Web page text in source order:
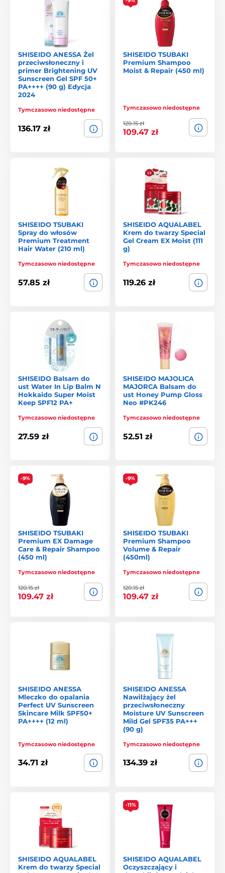
SHISEIDO ANESSA Żel
przeciwsłoneczny i
primer Brightening UV
Sunscreen Gel SPF 50+
PA++++ (90 g) Edycja
2024
Tymczasowo niedostępne
136.17 zł
SHISEIDO TSUBAKI
Premium Shampoo
Moist & Repair (450 ml)
Tymczasowo niedostępne
120.15 zł
109.47 zł
SHISEIDO TSUBAKI
Spray do włosów
Premium Treatment
Hair Water (210 ml)
Tymczasowo niedostępne
57.85 zł
SHISEIDO AQUALABEL
Krem do twarzy Special
Gel Cream EX Moist (111
g)
Tymczasowo niedostępne
119.26 zł
SHISEIDO Balsam do
ust Water In Lip Balm N
Hokkaido Super Moist
Keep SPF12 PA+
Tymczasowo niedostępne
27.59 zł
SHISEIDO MAJOLICA
MAJORCA Balsam do
ust Honey Pump Gloss
Neo #PK246
Tymczasowo niedostępne
52.51 zł
-9%
SHISEIDO TSUBAKI
Premium EX Damage
Care & Repair Shampoo
(450 ml)
Tymczasowo niedostępne
120.15 zł
109.47 zł
-9%
SHISEIDO TSUBAKI
Premium Shampoo
Volume & Repair
(450ml)
Tymczasowo niedostępne
120.15 zł
109.47 zł
SHISEIDO ANESSA
Mleczko do opalania
Perfect UV Sunscreen
Skincare Milk SPF50+
PA++++ (12 ml)
Tymczasowo niedostępne
34.71 zł
SHISEIDO ANESSA
Nawilżający żel
przeciwsłoneczny
Moisture UV Sunscreen
Mild Gel SPF35 PA+++
(90 g)
Tymczasowo niedostępne
134.39 zł
SHISEIDO AQUALABEL
Krem do twarzy Special
-11%
SHISEIDO AQUALABEL
Oczyszczający i